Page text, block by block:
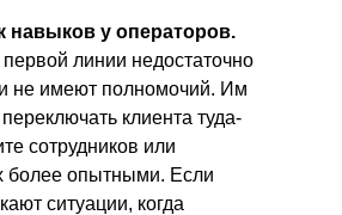
навыков у операторов.
линии недостаточно
не имеют полномочий. Им
клиента туда-
сотрудников или
более опытными. Если
ситуации, когда